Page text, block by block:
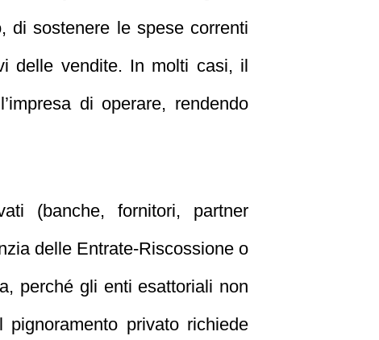
di sostenere le spese correnti
delle vendite. In molti casi, il
di operare, rendendo
(banche, fornitori, partner
delle Entrate-Riscossione o
perché gli enti esattoriali non
privato richiede